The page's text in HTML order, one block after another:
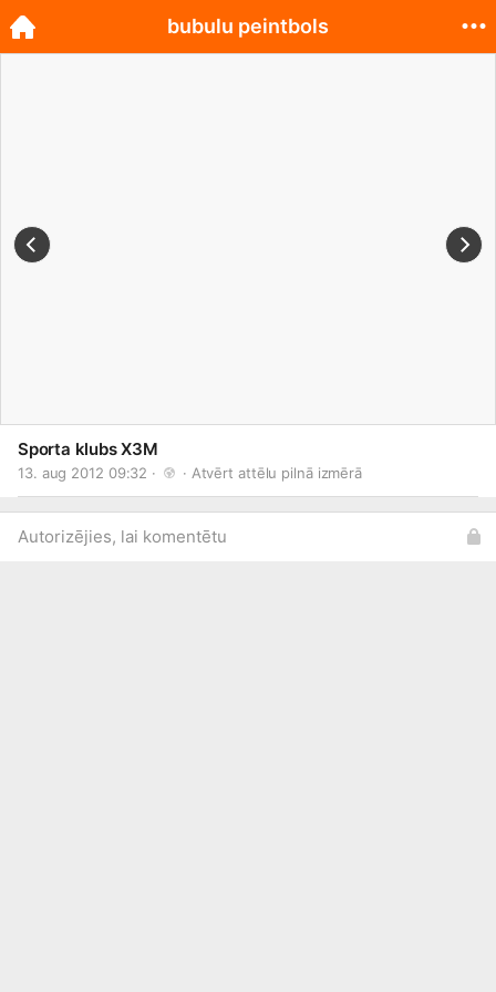
Sporta klubs X3M
13. aug 2012 09:32 · · Atvērt attēlu pilnā izmērā
Autorizējies, lai komentētu
bubulu peintbols